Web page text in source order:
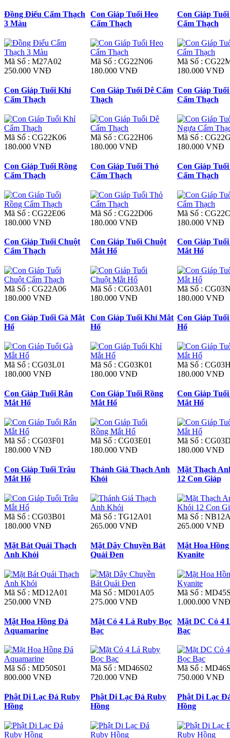
Đồng Điếu Cẩm Thạch
3 Màu
Mã Số : M27A02
250.000 VNĐ
Con Giáp Tuổi Heo
Cẩm Thạch
Mã Số : CG22N06
180.000 VNĐ
Con Giáp
Cẩm Thạch
Mã Số :
180.000 VNĐ
Con Giáp Tuổi Khỉ
Cẩm Thạch
Mã Số : CG22K06
180.000 VNĐ
Con Giáp Tuổi Dê Cẩm
Thạch
Mã Số : CG22H06
180.000 VNĐ
Con Giáp
Cẩm Thạch
Mã Số :
180.000 VNĐ
Con Giáp Tuổi Rồng
Cẩm Thạch
Mã Số : CG22E06
180.000 VNĐ
Con Giáp Tuổi Thỏ
Cẩm Thạch
Mã Số : CG22D06
180.000 VNĐ
Con Giáp
Cẩm Thạch
Mã Số :
180.000 VNĐ
Con Giáp Tuổi Chuột
Cẩm Thạch
Mã Số : CG22A06
180.000 VNĐ
Con Giáp Tuổi Chuột
Mắt Hổ
Mã Số : CG03A01
180.000 VNĐ
Con Giáp Tuổi
Mắt Hổ
Mã Số :
180.000 VNĐ
Con Giáp Tuổi Gà Mắt
Hổ
Mã Số : CG03L01
180.000 VNĐ
Con Giáp Tuổi Khỉ Mắt
Hổ
Mã Số : CG03K01
180.000 VNĐ
Con Giáp
Hổ
Mã Số :
180.000 VNĐ
Con Giáp Tuổi Rắn
Mắt Hổ
Mã Số : CG03F01
180.000 VNĐ
Con Giáp Tuổi Rồng
Mắt Hổ
Mã Số : CG03E01
180.000 VNĐ
Con Giáp
Mắt Hổ
Mã Số :
180.000 VNĐ
Con Giáp Tuổi Trâu
Mắt Hổ
Mã Số : CG03B01
180.000 VNĐ
Thánh Giá Thạch Anh
Khói
Mã Số : TG12A01
265.000 VNĐ
Mặt Thạch
12 Con Giáp
Mã Số :
265.000 VNĐ
Mặt Bát Quái Thạch
Anh Khói
Mã Số : MD12A01
250.000 VNĐ
Mặt Dây Chuyền Bát
Quái Đen
Mã Số : MD01A05
275.000 VNĐ
Mặt Hoa
Kyanite
Mã Số :
1.000.000 VNĐ
Mặt Hoa Hồng Đá
Aquamarine
Mã Số : MD50S01
800.000 VNĐ
Mặt Cỏ 4 Lá Ruby Bọc
Bạc
Mã Số : MD46S02
720.000 VNĐ
Mặt DC Cỏ 4
Bạc
Mã Số :
750.000 VNĐ
Phật Di Lạc Đá Ruby
Hồng
Phật Di Lạc Đá Ruby
Hồng
Phật Di Lạc
Hồng